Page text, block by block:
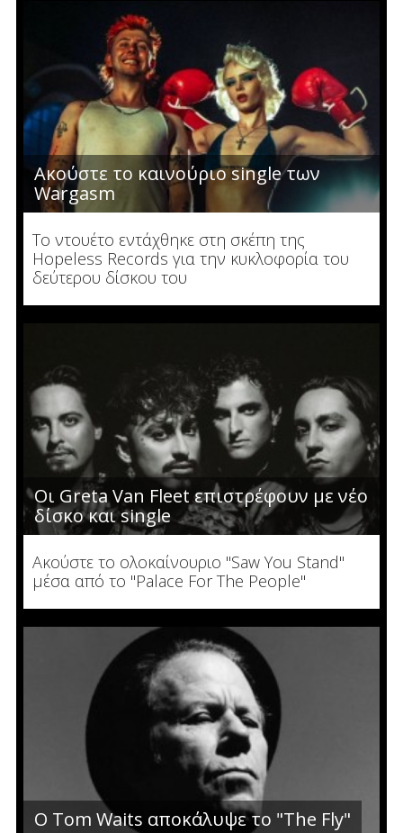
Ακούστε το καινούριο single των
Wargasm
To ντουέτο εντάχθηκε στη σκέπη της
Hopeless Records για την κυκλοφορία του
δεύτερου δίσκου του
Οι Greta Van Fleet επιστρέφουν με νέο
δίσκο και single
Ακούστε το ολοκαίνουριο "Saw You Stand"
μέσα από το "Palace For The People"
Ο Tom Waits αποκάλυψε το "The Fly"